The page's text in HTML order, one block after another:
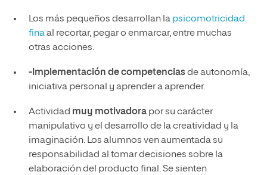
Los más pequeños desarrollan la psicomotricidad
finaal recortar, pegar o enmarcar, entre muchas
otras acciones.
-Implementación de competenciasde autonomía,
iniciativa personal y aprender a aprender.
Actividad muy motivadorapor su carácter
manipulativo y el desarrollo de la creatividad y la
imaginación. Los alumnos ven aumentada su
responsabilidad al tomar decisiones sobre la
elaboración del producto final. Se sienten